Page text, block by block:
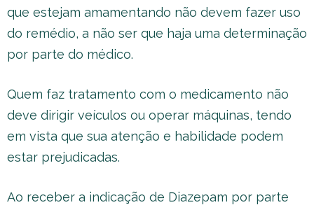
que estejam amamentando não devem fazer uso
do remédio, a não ser que haja uma determinação
por parte do médico.
Quem faz tratamento com o medicamento não
deve dirigir veículos ou operar máquinas, tendo
em vista que sua atenção e habilidade podem
estar prejudicadas.
Ao receber a indicação de Diazepam por parte